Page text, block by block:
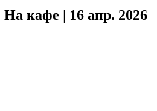
На кафе | 16 апр. 2026